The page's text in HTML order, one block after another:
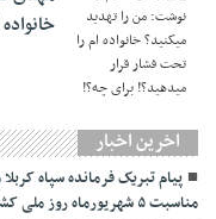
اخرین اخبار
پیام تبریک فرمانده سپاه
مناسبت ۵ شهریورماه روز ملی کشتی